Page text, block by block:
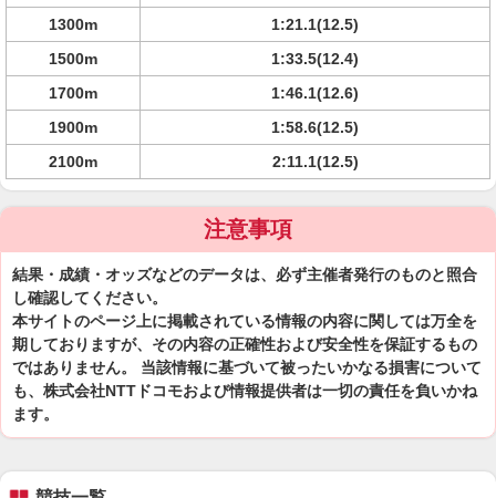
1300m
1:21.1(12.5)
1500m
1:33.5(12.4)
1700m
1:46.1(12.6)
1900m
1:58.6(12.5)
2100m
2:11.1(12.5)
注意事項
結果・成績・オッズなどのデータは、必ず主催者発行のものと照合
し確認してください。
本サイトのページ上に掲載されている情報の内容に関しては万全を
期しておりますが、その内容の正確性および安全性を保証するもの
ではありません。 当該情報に基づいて被ったいかなる損害について
も、株式会社NTTドコモおよび情報提供者は一切の責任を負いかね
ます。